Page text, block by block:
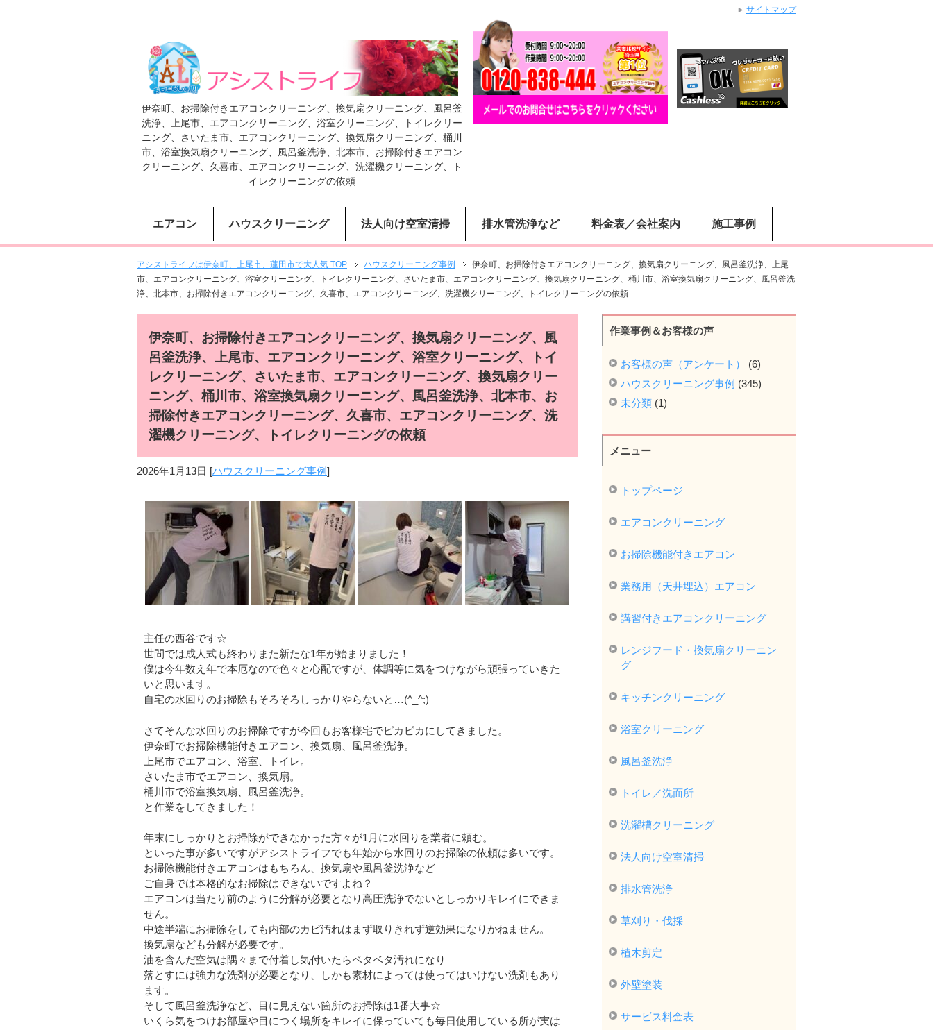
伊奈町、お掃除付きエアコンクリーニング、換気扇クリーニング、風呂釜
洗浄、上尾市、エアコンクリーニング、浴室クリーニング、トイレクリー
ニング、さいたま市、エアコンクリーニング、換気扇クリーニング、桶川
市、浴室換気扇クリーニング、風呂釜洗浄、北本市、お掃除付きエアコン
クリーニング、久喜市、エアコンクリーニング、洗濯機クリーニング、ト
イレクリーニングの依頼
エアコン ハウスクリーニング 法人向け空室清掃 排水管洗浄など 料金表／会社案内 施工事例
アシストライフは伊奈町、上尾市、蓮田市で大人気 TOP ハウスクリーニング事例
伊奈町、お掃除付きエアコンクリーニング、換気扇クリーニング、風呂釜洗浄、上尾
市、エアコンクリーニング、浴室クリーニング、トイレクリーニング、さいたま市、エアコンクリーニング、換気扇クリーニング、桶川市、浴室換気扇クリーニング、風呂釜洗
浄、北本市、お掃除付きエアコンクリーニング、久喜市、エアコンクリーニング、洗濯機クリーニング、トイレクリーニングの依頼
伊奈町、お掃除付きエアコンクリーニング、換気扇クリーニング、風
呂釜洗浄、上尾市、エアコンクリーニング、浴室クリーニング、トイ
レクリーニング、さいたま市、エアコンクリーニング、換気扇クリー
ニング、桶川市、浴室換気扇クリーニング、風呂釜洗浄、北本市、お
掃除付きエアコンクリーニング、久喜市、エアコンクリーニング、洗
濯機クリーニング、トイレクリーニングの依頼
2026年1月13日 [ハウスクリーニング事例]
主任の西谷です☆
世間では成人式も終わりまた新たな1年が始まりました！
僕は今年数え年で本厄なので色々と心配ですが、体調等に気をつけながら頑張っていきた
いと思います。
自宅の水回りのお掃除もそろそろしっかりやらないと…(^_^;)
さてそんな水回りのお掃除ですが今回もお客様宅でピカピカにしてきました。
伊奈町でお掃除機能付きエアコン、換気扇、風呂釜洗浄。
上尾市でエアコン、浴室、トイレ。
さいたま市でエアコン、換気扇。
桶川市で浴室換気扇、風呂釜洗浄。
と作業をしてきました！
年末にしっかりとお掃除ができなかった方々が1月に水回りを業者に頼む。
といった事が多いですがアシストライフでも年始から水回りのお掃除の依頼は多いです。
お掃除機能付きエアコンはもちろん、換気扇や風呂釜洗浄など
ご自身では本格的なお掃除はできないですよね？
エアコンは当たり前のように分解が必要となり高圧洗浄でないとしっかりキレイにできま
せん。
中途半端にお掃除をしても内部のカビ汚れはまず取りきれず逆効果になりかねません。
換気扇なども分解が必要です。
油を含んだ空気は隅々まで付着し気付いたらベタベタ汚れになり
落とすには強力な洗剤が必要となり、しかも素材によっては使ってはいけない洗剤もあり
ます。
そして風呂釜洗浄など、目に見えない箇所のお掃除は1番大事☆
いくら気をつけお部屋や目につく場所をキレイに保っていても毎日使用している所が実は
作業事例＆お客様の声
お客様の声（アンケート）
(6)
ハウスクリーニング事例 (345)
未分類 (1)
メニュー
トップページ
エアコンクリーニング
お掃除機能付きエアコン
業務用（天井埋込）エアコン
講習付きエアコンクリーニング
レンジフード・換気扇クリーニン
グ
キッチンクリーニング
浴室クリーニング
風呂釜洗浄
トイレ／洗面所
洗濯槽クリーニング
法人向け空室清掃
排水管洗浄
草刈り・伐採
植木剪定
外壁塗装
サービス料金表
サイトマップ